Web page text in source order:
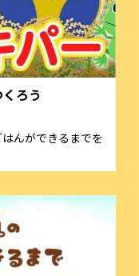
ろう
んができるまでを